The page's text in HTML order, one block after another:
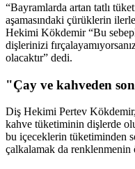
“Bayramlarda artan tatlı
aşamasındaki çürüklerin
Hekimi Kökdemir “Bu
dişlerinizi
olacaktır” dedi.
"Çay ve kahveden
Diş Hekimi Pertev
kahve tüketiminin dişlerde
bu içeceklerin tüketiminden
çalkalamak da renklenmenin